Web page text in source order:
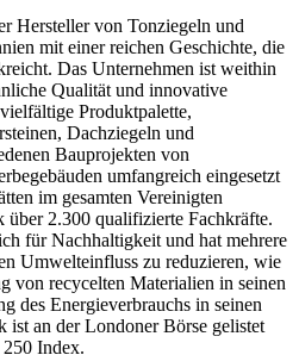
Hersteller von Tonziegeln und
mit einer reichen Geschichte, die
Das Unternehmen ist weithin
Qualität und innovative
Produktpalette,
Dachziegeln und
Bauprojekten von
umfangreich eingesetzt
im gesamten Vereinigten
2.300 qualifizierte Fachkräfte.
für Nachhaltigkeit und hat mehrere
Umwelteinfluss zu reduzieren, wie
von recycelten Materialien in seinen
des Energieverbrauchs in seinen
ist an der Londoner Börse gelistet
Index.